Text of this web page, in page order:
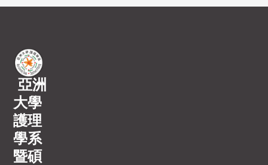
亞洲
大學
護理
學系
暨碩